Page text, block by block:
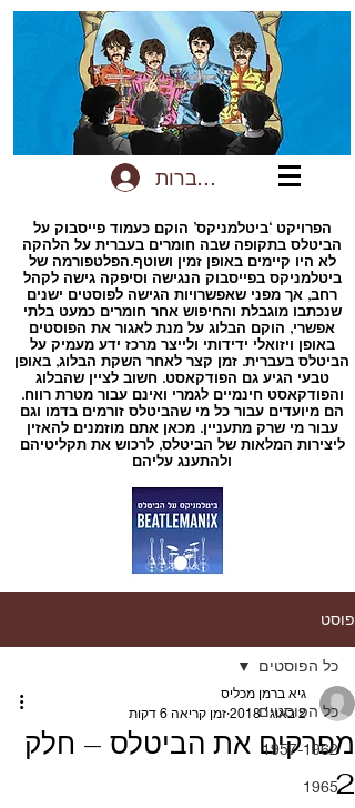
להתחברות
הפרויקט ‘ביטלמניקס’ הוקם כעמוד פייסבוק על
הביטלס בתקופה שבה חומרים בעברית על הלהקה
לא היו קיימים באופן זמין ושוטף.הפלטפורמה של
ביטלמניקס בפייסבוק הנגישה וסיפקה גישה לקהל
רחב, אך מפני שאפשרויות הגישה לפוסטים ישנים
שנכתבו מוגבלת והחיפוש אחר חומרים כמעט בלתי
אפשרי, הוקם הבלוג על מנת לאגור את הפוסטים
באופן ויזואלי ידידותי ולייצר מרכז ידע מעמיק על
הביטלס בעברית. זמן קצר לאחר השקת הבלוג, באופן
טבעי הגיע גם הפודקאסט. חשוב לציין שהבלוג
והפודקאסט חינמיים לגמרי ואינם עבור מטרת רווח.
הם מיועדים עבור כל מי שהביטלס זורמים בדמו וגם
עבור מי שרק מתעניין. מכאן אתם מוזמנים להאזין
ליצירות המלאות של הביטלס, לרכוש את תקליטיהם
ולהתענג עליהם
פוסט
כל הפוסטים
1957-1962
1965
כל הפוסטים
מפרקים את הביטלס – חלק
2
גיא ברמן מכליס
2 באוג׳ 2018
זמן קריאה 6 דקות